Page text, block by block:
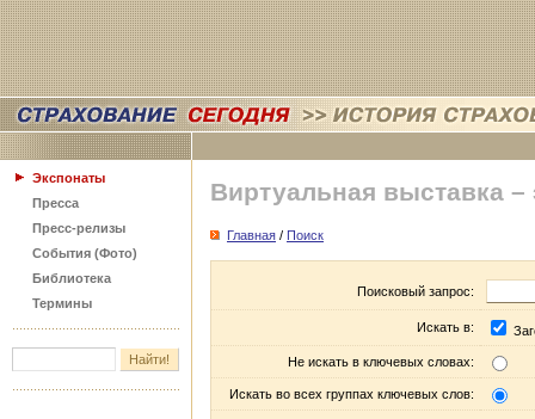
Экспонаты
Пресса
Пресс-релизы
События (Фото)
Библиотека
Термины
Виртуальная выставка –
Главная / Поиск
Поисковый запрос:
Искать в:
Не искать в ключевых словах:
Искать во всех группах ключевых слов: